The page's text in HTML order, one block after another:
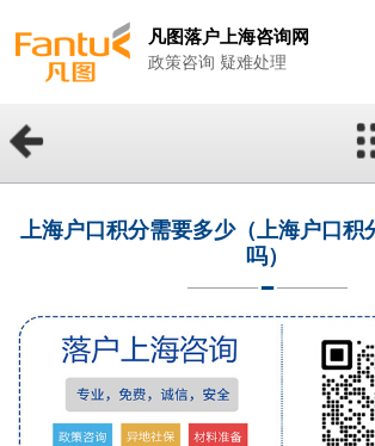
凡图落户上海咨询网
政策咨询 疑难处理
上海户口积分需要多少（上海户口积
吗）